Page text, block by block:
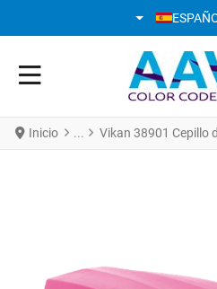
Inicio Vikan 38901 Cepillo de